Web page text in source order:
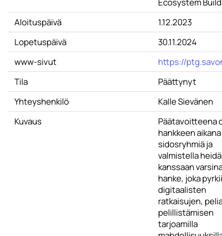
Aloituspäivä
1.12.2023
Lopetuspäivä
30.11.2024
www-sivut
https://
Tila
Päättynyt
Yhteyshenkilö
Kalle Sievänen
Kuvaus
Päätavoitteena
hankkeen
sidosryhmiä ja
valmistella
kanssaan
hanke, joka pyrkii
digitaalisten
ratkaisujen,
pelillistämisen
tarjoamilla